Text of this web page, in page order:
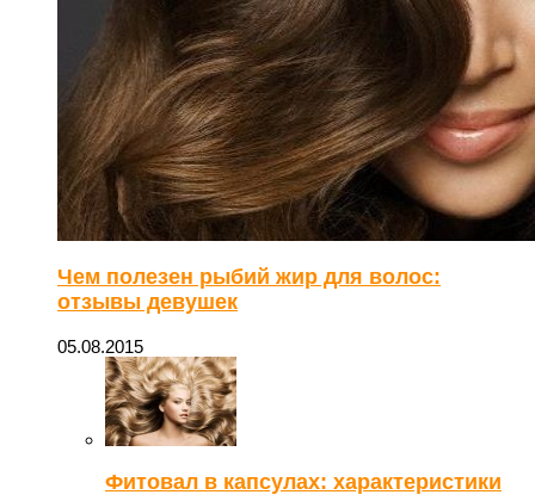
Чем полезен рыбий жир для волос:
отзывы девушек
05.08.2015
Фитовал в капсулах: характеристики